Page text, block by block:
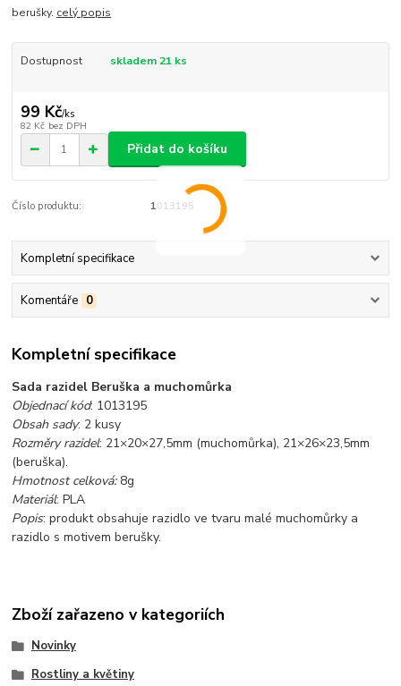
berušky. celý popis
Dostupnost skladem 21 ks
99 Kč/ks
82 Kč bez DPH
Přidat do košíku
Číslo produktu: 1013195
Kompletní specifikace
Komentáře 0
Kompletní specifikace
Sada razidel Beruška a muchomůrka
Objednací kód: 1013195
Obsah sady: 2 kusy
Rozměry razidel: 21×20×27,5mm (muchomůrka), 21×26×23,5mm
(beruška).
Hmotnost celková:8g
Materiál: PLA
Popis: produkt obsahuje razidlo ve tvaru malé muchomůrky a
razidlo s motivem berušky.
Zboží zařazeno v kategoriích
Novinky
Rostliny a květiny